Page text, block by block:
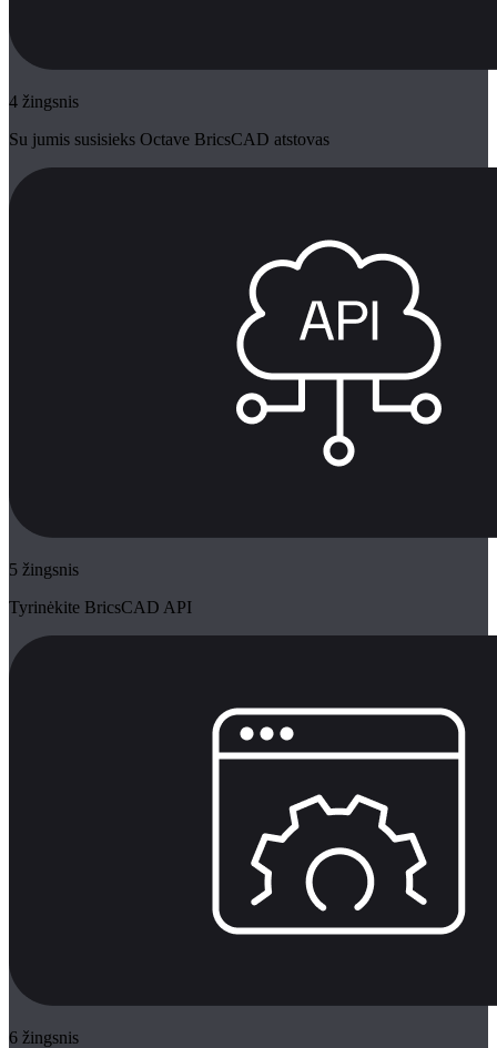
4 žingsnis
Su jumis susisieks Octave BricsCAD atstovas
5 žingsnis
Tyrinėkite BricsCAD API
6 žingsnis